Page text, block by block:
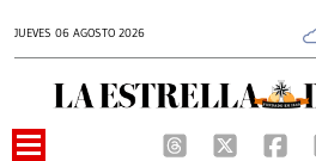
JUEVES 06 AGOSTO 2026